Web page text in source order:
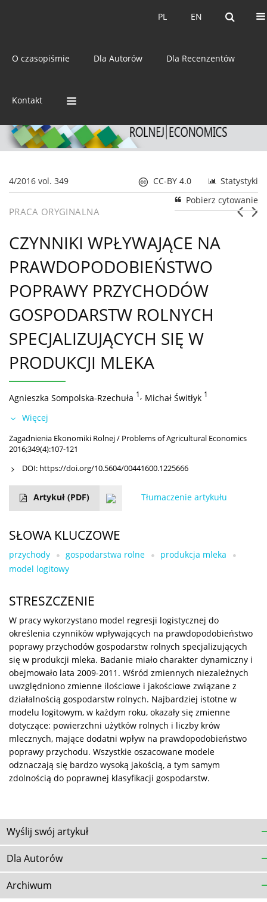
EN
PL EN
PL
O czasopiśmie Dla Autorów Dla Recenzentów
Kontakt
ISSN: 0044-1600
4/2016 vol. 349 Statystyki
CC-BY 4.0
Pobierz cytowanie
PRACA ORYGINALNA
CZYNNIKI WPŁYWAJĄCE NA
PRAWDOPODOBIEŃSTWO
POPRAWY PRZYCHODÓW
GOSPODARSTW ROLNYCH
SPECJALIZUJĄCYCH SIĘ W
PRODUKCJI MLEKA
Agnieszka Sompolska-Rzechuła 1 , Michał Świtłyk 1
Więcej
Zagadnienia Ekonomiki Rolnej / Problems of Agricultural Economics
2016;349(4):107-121
DOI: https://doi.org/10.5604/00441600.1225666
Artykuł (PDF) Tłumaczenie artykułu
SŁOWA KLUCZOWE
przychody gospodarstwa rolne
produkcja mleka
model logitowy
STRESZCZENIE
W pracy wykorzystano model regresji logistycznej do
określenia czynników wpływających na prawdopodobieństwo
poprawy przychodów gospodarstw rolnych specjalizujących
się w produkcji mleka. Badanie miało charakter dynamiczny i
obejmowało lata 2009-2011. Wśród zmiennych niezależnych
uwzględniono zmienne ilościowe i jakościowe związane z
działalnością gospodarstw rolnych. Najbardziej istotne w
modelu logitowym, w każdym roku, okazały się zmienne
dotyczące: powierzchni użytków rolnych i liczby krów
mlecznych, mające dodatni wpływ na prawdopodobieństwo
poprawy przychodu. Wszystkie oszacowane modele
odznaczają się bardzo wysoką jakością, a tym samym
zdolnością do poprawnej klasyfikacji gospodarstw.
Wyślij swój artykuł
Dla Autorów
Archiwum